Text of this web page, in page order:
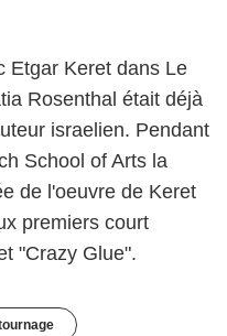
Etgar Keret dans Le
Rosenthal était déjà
israelien. Pendant
School of Arts la
de l'oeuvre de Keret
premiers court
"Crazy Glue".